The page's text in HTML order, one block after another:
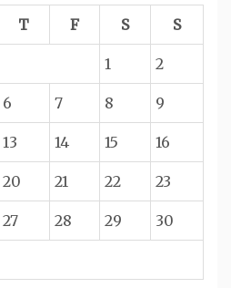
T F S S
1 2
6 7 8 9
13 14 15 16
20 21 22 23
27 28 29 30